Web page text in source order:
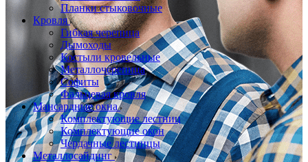
Планки стыковочные
Кровля
Гибкая черепица
Дымоходы
Костыли кровельные
Металлочерепица
Софиты
Фальцевая кровля
Мансардные окна
Комплектующие лестниц
Комплектующие окон
Чердачные лестницы
Металлосайдинг